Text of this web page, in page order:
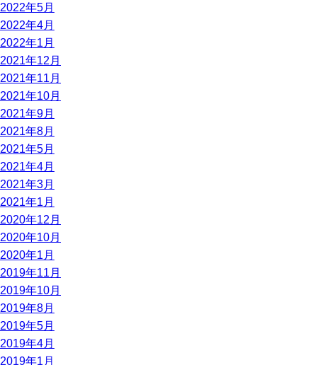
2022年5月
2022年4月
2022年1月
2021年12月
2021年11月
2021年10月
2021年9月
2021年8月
2021年5月
2021年4月
2021年3月
2021年1月
2020年12月
2020年10月
2020年1月
2019年11月
2019年10月
2019年8月
2019年5月
2019年4月
2019年1月